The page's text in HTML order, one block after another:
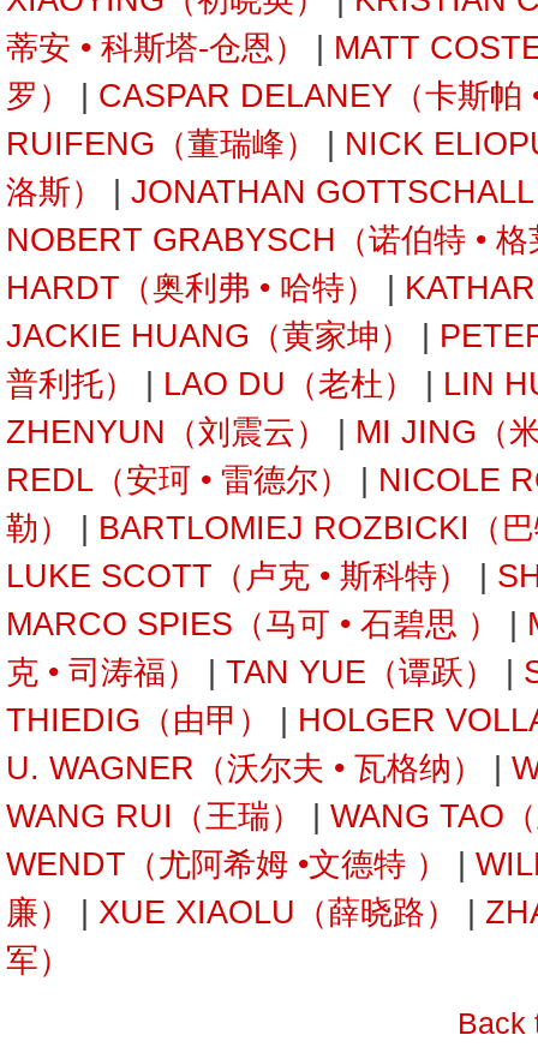
蒂安 • 科斯塔-仓恩）
MATT
罗）
CASPAR DELANEY（卡斯帕
RUIFENG（董瑞峰）
NICK
洛斯）
JONATHAN
NOBERT GRABYSCH（诺伯特 •
HARDT（奥利弗 • 哈特）
JACKIE HUANG（黄家坤）
普利托）
LAO DU（老杜）
LIN
ZHENYUN（刘震云）
MI JING（
REDL（安珂 • 雷德尔）
NICOLE
勒）
BARTLOMIEJ ROZBICKI（
LUKE SCOTT（卢克 • 斯科特）
MARCO SPIES（马可 • 石碧思 ）
克 • 司涛福）
TAN YUE（谭跃）
THIEDIG（由甲）
HOLGER
U. WAGNER（沃尔夫 • 瓦格纳）
WANG RUI（王瑞）
WANG TAO
WENDT（尤阿希姆 •文德特 ）
廉）
XUE XIAOLU（薛晓路）
军）
Back